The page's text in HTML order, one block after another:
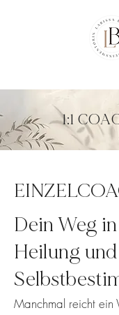
1:1
Dein Weg
Heilung und
Manchmal reicht ein